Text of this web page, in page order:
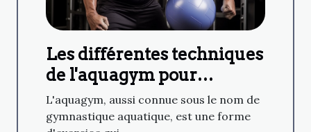
Les différentes techniques
de l'aquagym pour
renforcer les muscles du
corps en douceur
L'aquagym, aussi connue sous le nom de
gymnastique aquatique, est une forme